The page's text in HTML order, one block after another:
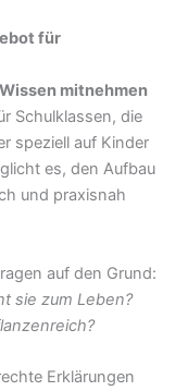
für
mitnehmen
Schulklassen, die
speziell auf Kinder
es, den Aufbau
und praxisnah
auf den Grund:
sie zum Leben?
Erklärungen